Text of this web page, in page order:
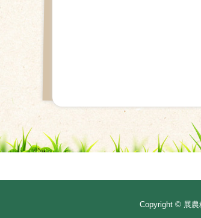
Copyright © 展農